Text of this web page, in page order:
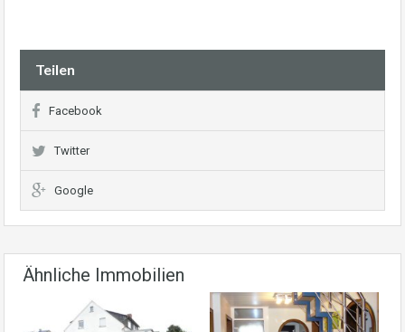
Teilen
Facebook
Twitter
Google
Ähnliche Immobilien